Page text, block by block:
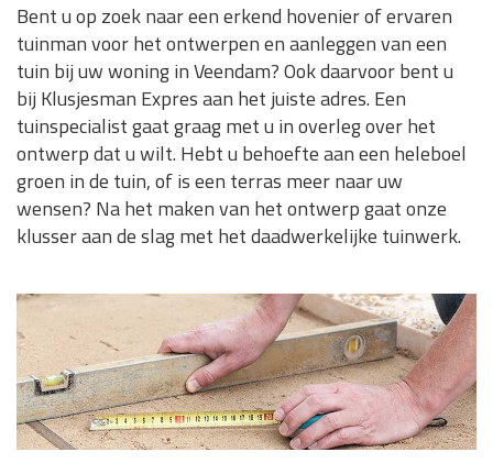
Bent u op zoek naar een erkend hovenier of ervaren
tuinman voor het ontwerpen en aanleggen van een
tuin bij uw woning in Veendam? Ook daarvoor bent u
bij Klusjesman Expres aan het juiste adres. Een
tuinspecialist gaat graag met u in overleg over het
ontwerp dat u wilt. Hebt u behoefte aan een heleboel
groen in de tuin, of is een terras meer naar uw
wensen? Na het maken van het ontwerp gaat onze
klusser aan de slag met het daadwerkelijke tuinwerk.